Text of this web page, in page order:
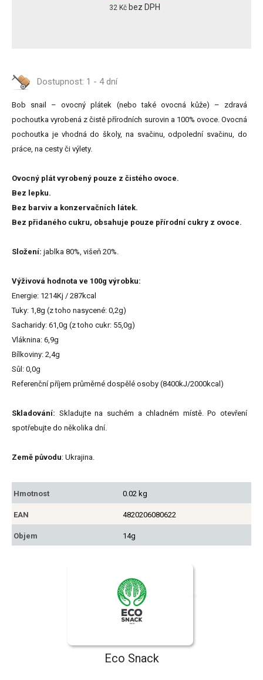
32 Kč bez DPH
Dostupnost: 1 - 4 dní
Bob snail – ovocný plátek (nebo také ovocná kůže) – zdravá
pochoutka vyrobená z čistě přírodních surovin a 100% ovoce. Ovocná
pochoutka je vhodná do školy, na svačinu, odpolední svačinu, do
práce, na cesty či výlety.
Ovocný plát vyrobený pouze z čistého ovoce.
Bez lepku.
Bez barviv a konzervačních látek.
Bez přidaného cukru, obsahuje pouze přírodní cukry z ovoce.
Složení: jablka 80%, višeň 20%.
Výživová hodnota ve 100g výrobku:
Energie: 1214Kj / ​​287kcal
Tuky: 1,8g (z toho nasycené: 0,2g)
Sacharidy: 61,0g (z toho cukr: 55,0g)
Vláknina: 6,9g
Bílkoviny: 2,4g
Sůl: 0,0g
Referenční příjem průměrné dospělé osoby (8400kJ/2000kcal)
Skladování: Skladujte na suchém a chladném místě. Po otevření
spotřebujte do několika dní.
Země původu: Ukrajina.
Hmotnost 0.02 kg
EAN 4820206080622
Objem 14g
Eco Snack